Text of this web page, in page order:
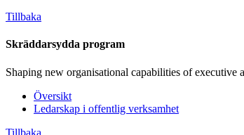
Tillbaka
Skräddarsydda program
Shaping new organisational capabilities of executive
Översikt
Ledarskap i offentlig verksamhet
Tillbaka